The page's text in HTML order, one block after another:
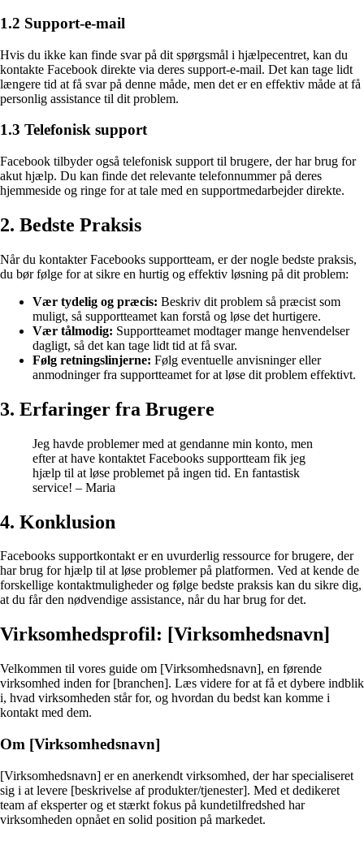
1.2 Support-e-mail
Hvis du ikke kan finde svar på dit spørgsmål i hjælpecentret, kan du
kontakte Facebook direkte via deres support-e-mail. Det kan tage lidt
længere tid at få svar på denne måde, men det er en effektiv måde at få
personlig assistance til dit problem.
1.3 Telefonisk support
Facebook tilbyder også telefonisk support til brugere, der har brug for
akut hjælp. Du kan finde det relevante telefonnummer på deres
hjemmeside og ringe for at tale med en supportmedarbejder direkte.
2. Bedste Praksis
Når du kontakter Facebooks supportteam, er der nogle bedste praksis,
du bør følge for at sikre en hurtig og effektiv løsning på dit problem:
Vær tydelig og præcis: Beskriv dit problem så præcist som
muligt, så supportteamet kan forstå og løse det hurtigere.
Vær tålmodig: Supportteamet modtager mange henvendelser
dagligt, så det kan tage lidt tid at få svar.
Følg retningslinjerne: Følg eventuelle anvisninger eller
anmodninger fra supportteamet for at løse dit problem effektivt.
3. Erfaringer fra Brugere
Jeg havde problemer med at gendanne min konto, men
efter at have kontaktet Facebooks supportteam fik jeg
hjælp til at løse problemet på ingen tid. En fantastisk
service! – Maria
4. Konklusion
Facebooks supportkontakt er en uvurderlig ressource for brugere, der
har brug for hjælp til at løse problemer på platformen. Ved at kende de
forskellige kontaktmuligheder og følge bedste praksis kan du sikre dig,
at du får den nødvendige assistance, når du har brug for det.
Virksomhedsprofil: [Virksomhedsnavn]
Velkommen til vores guide om [Virksomhedsnavn], en førende
virksomhed inden for [branchen]. Læs videre for at få et dybere indblik
i, hvad virksomheden står for, og hvordan du bedst kan komme i
kontakt med dem.
Om [Virksomhedsnavn]
[Virksomhedsnavn] er en anerkendt virksomhed, der har specialiseret
sig i at levere [beskrivelse af produkter/tjenester]. Med et dedikeret
team af eksperter og et stærkt fokus på kundetilfredshed har
virksomheden opnået en solid position på markedet.